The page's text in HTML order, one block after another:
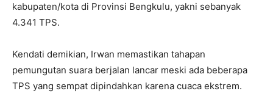
kabupaten/kota di Provinsi Bengkulu, yakni sebanyak
4.341 TPS.
Kendati demikian, Irwan memastikan tahapan
pemungutan suara berjalan lancar meski ada beberapa
TPS yang sempat dipindahkan karena cuaca ekstrem.